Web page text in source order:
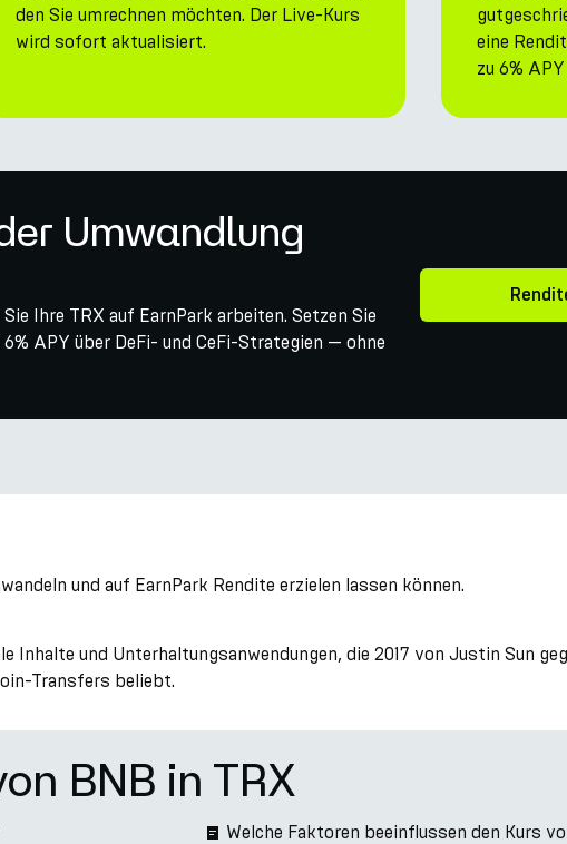
den Sie umrechnen möchten. Der Live-Kurs
wird sofort aktualisiert.
eine
zu 6%
Umwandlung
Ihre TRX auf EarnPark arbeiten. Setzen Sie
APY über DeFi- und CeFi-Strategien — ohne
und auf EarnPark Rendite erzielen lassen können.
und Unterhaltungsanwendungen, die 2017 von Justin Sun
Transfers beliebt.
BNB in TRX
Welche Faktoren beeinflussen den Kurs